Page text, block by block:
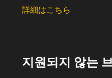
詳細はこちら
지원되지 않는